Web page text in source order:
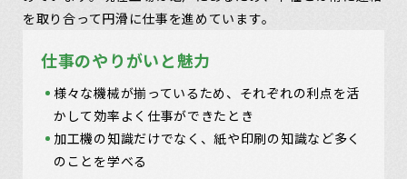
を取り合って円滑に仕事を進めています。
仕事のやりがいと魅力
様々な機械が揃っているため、それぞれの利点を活
かして効率よく仕事ができたとき
加工機の知識だけでなく、紙や印刷の知識など多く
のことを学べる